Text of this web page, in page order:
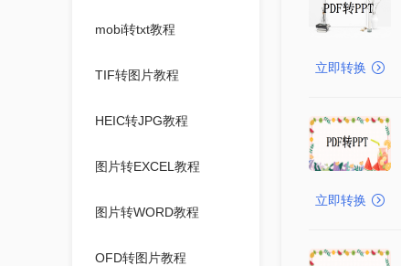
mobi转txt教程
TIF转图片教程
HEIC转JPG教程
图片转EXCEL教程
图片转WORD教程
OFD转图片教程
立即转换
立即转换